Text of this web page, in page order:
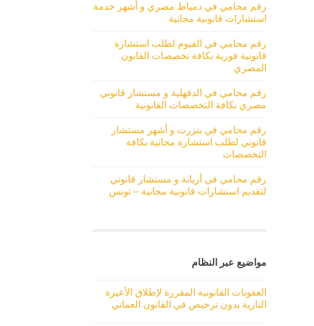
رقم محامي في دمياط مصري و أشهر خدمة
استشارات قانونية مجانية
رقم محامي في الفيوم لطلب استشارة
قانونية فورية بكافة تخصصات القانون
المصري
رقم محامي في الدقهلية و مستشار قانوني
مصري بكافة التخصصات القانونية
رقم محامي في بنزرت و أشهر مستشار
قانوني لطلب استشارة مجانية بكافة
التخصصات
رقم محامي في أريانة و مستشار قانوني
لتقديم استشارات قانونية مجانية – تونس
مواضيع عبر النظام
العقوبات القانونية المقررة لإطلاق الأعيرة
النارية بدون ترخيص في القانون العماني